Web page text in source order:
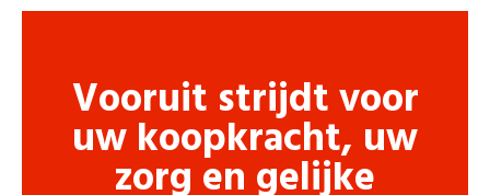
Vooruit strijdt voor
uw koopkracht, uw
zorg en gelijke